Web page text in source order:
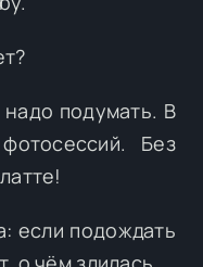
подумать. В
Без
если подождать